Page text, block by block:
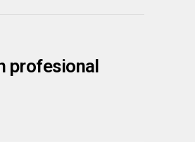
profesional